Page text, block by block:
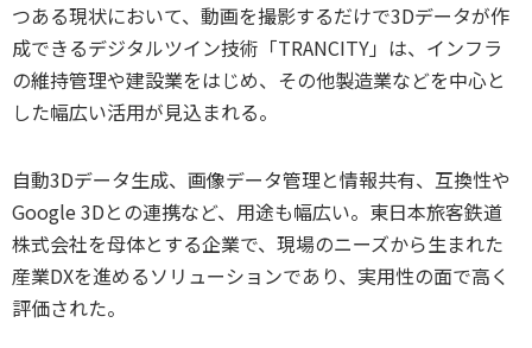
つある現状において、動画を撮影するだけで3Dデータが作
成できるデジタルツイン技術「TRANCITY」は、インフラ
の維持管理や建設業をはじめ、その他製造業などを中心と
した幅広い活用が見込まれる。
自動3Dデータ生成、画像データ管理と情報共有、互換性や
Google 3Dとの連携など、用途も幅広い。東日本旅客鉄道
株式会社を母体とする企業で、現場のニーズから生まれた
産業DXを進めるソリューションであり、実用性の面で高く
評価された。